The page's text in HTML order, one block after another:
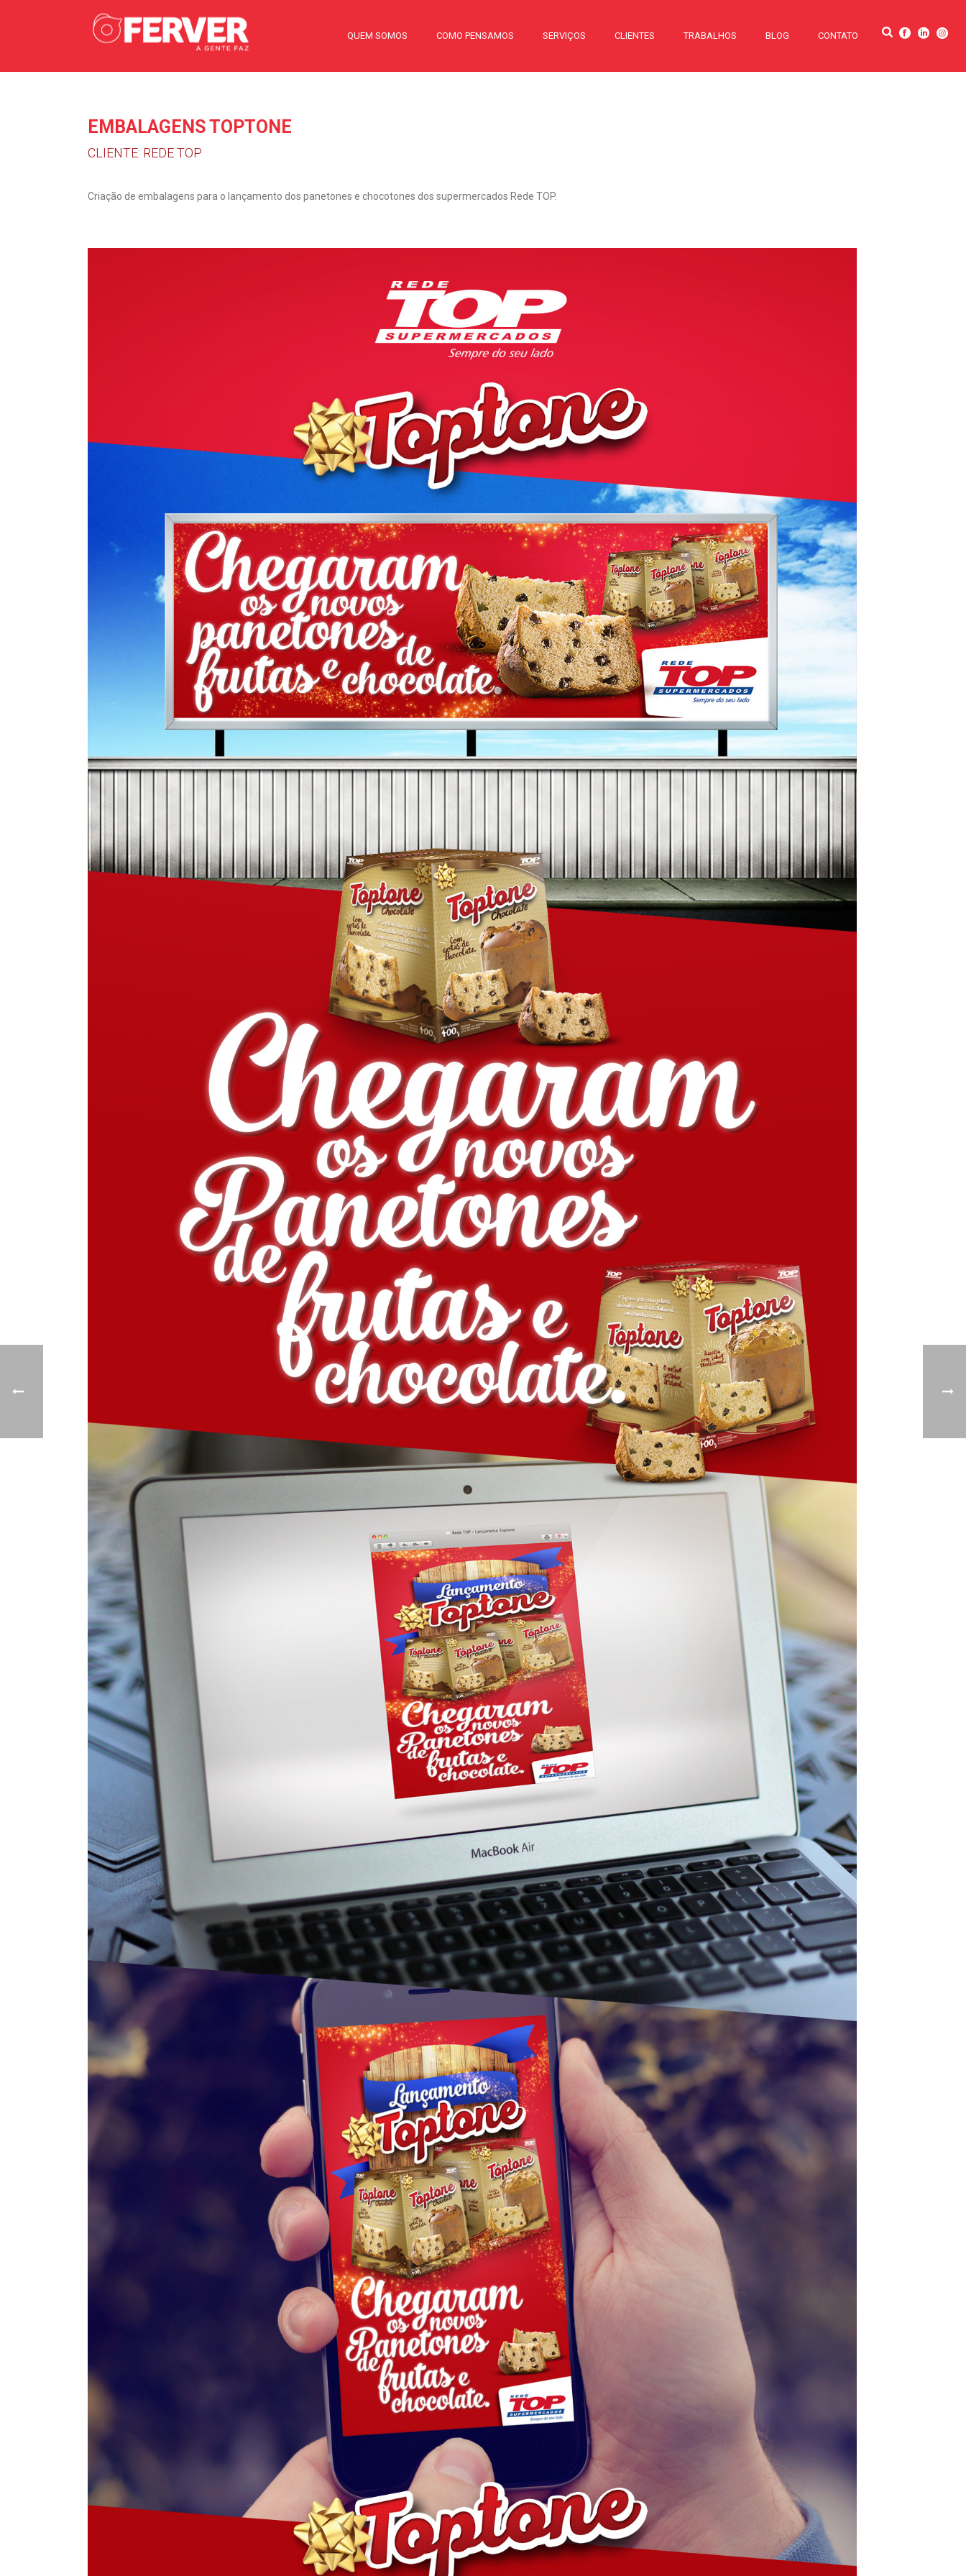
QUEM SOMOS COMO PENSAMOS SERVIÇOS CLIENTES TRABALHOS BLOG CONTATO
EMBALAGENS TOPTONE
CLIENTE: REDE TOP
Criação de embalagens para o lançamento dos panetones e chocotones dos supermercados Rede TOP.